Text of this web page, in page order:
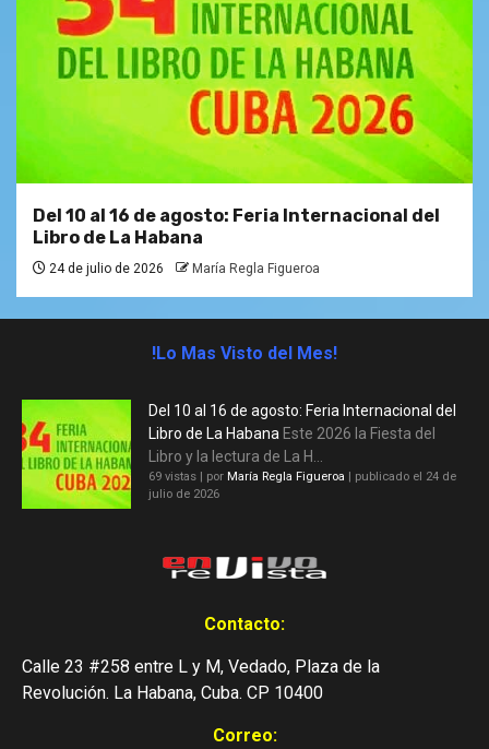
Del 10 al 16 de agosto: Feria Internacional del
Libro de La Habana
24 de julio de 2026 María Regla Figueroa
!Lo Mas Visto del Mes!
Del 10 al 16 de agosto: Feria Internacional del
Libro de La Habana Este 2026 la Fiesta del
Libro y la lectura de La H...
69 vistas | por María Regla Figueroa | publicado el 24 de
julio de 2026
Contacto:
Calle 23 #258 entre L y M, Vedado, Plaza de la
Revolución. La Habana, Cuba. CP 10400
Correo: